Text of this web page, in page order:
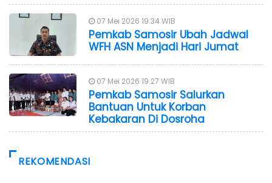
07 Mei 2026 19:34 WIB
Pemkab Samosir Ubah Jadwal
WFH ASN Menjadi Hari Jumat
07 Mei 2026 19:27 WIB
Pemkab Samosir Salurkan
Bantuan Untuk Korban
Kebakaran Di Dosroha
REKOMENDASI